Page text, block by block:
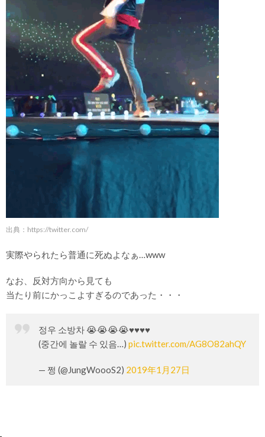
出典： https://twitter.com/
実際やられたら普通に死ぬよなぁ…www
なお、反対方向から見ても
当たり前にかっこよすぎるのであった・・・
정우 소방차 😭😭😭😭♥️♥️♥️♥️
(중간에 놀랄 수 있음…) pic.twitter.com/AG8O82ahQY
— 쩡 (@JungWoooS2) 2019年1月27日